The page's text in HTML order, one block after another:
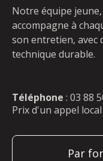
Notre équipe
accompagne à
son entretien, avec
technique durable.
Téléphone : 03 88
Prix d'un appel local
Par